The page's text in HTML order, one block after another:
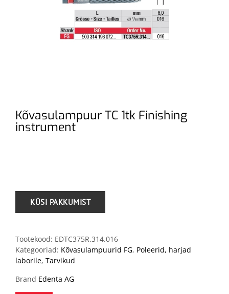
Kõvasulampuur TC 1tk Finishing
instrument
Tootekood: EDTC375R.314.016
Kategooriad: Kõvasulampuurid FG, Poleerid, harjad
laborile, Tarvikud
Brand Edenta AG